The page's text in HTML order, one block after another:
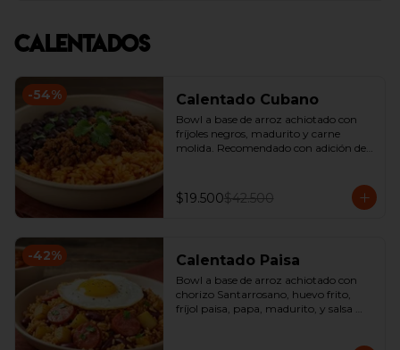
Calentados
-54% Calentado Cubano
Bowl a base de arroz achiotado con
fríjoles negros, madurito y carne
molida. Recomendado con adición de
$19.500$42.500
-42% Calentado Paisa
Bowl a base de arroz achiotado con
chorizo Santarrosano, huevo frito,
fríjol paisa, papa, madurito, y salsa